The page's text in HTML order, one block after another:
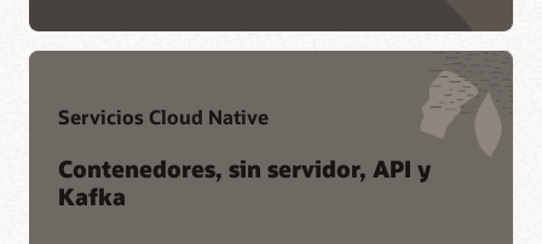
Foros de Customer Connect
Servicios Cloud Native
Contenedores, sin servidor, API y
Kafka